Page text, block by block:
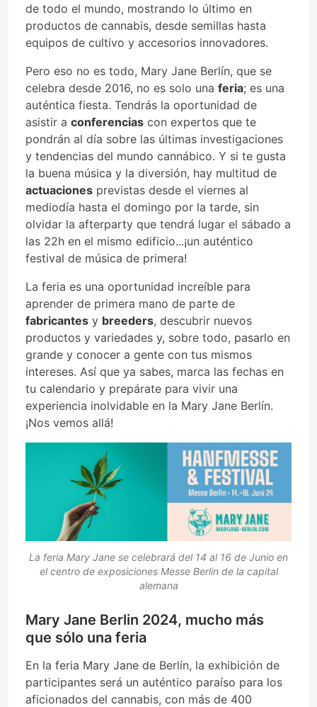
de todo el mundo, mostrando lo último en
productos de cannabis, desde semillas hasta
equipos de cultivo y accesorios innovadores.
Pero eso no es todo, Mary Jane Berlín, que se
celebra desde 2016, no es solo una feria; es una
auténtica fiesta. Tendrás la oportunidad de
asistir a conferencias con expertos que te
pondrán al día sobre las últimas investigaciones
y tendencias del mundo cannábico. Y si te gusta
la buena música y la diversión, hay multitud de
actuaciones previstas desde el viernes al
mediodía hasta el domingo por la tarde, sin
olvidar la afterparty que tendrá lugar el sábado a
las 22h en el mismo edificio...¡un auténtico
festival de música de primera!
La feria es una oportunidad increíble para
aprender de primera mano de parte de
fabricantes y breeders, descubrir nuevos
productos y variedades y, sobre todo, pasarlo en
grande y conocer a gente con tus mismos
intereses. Así que ya sabes, marca las fechas en
tu calendario y prepárate para vivir una
experiencia inolvidable en la Mary Jane Berlín.
¡Nos vemos allá!
La feria Mary Jane se celebrará del 14 al 16 de Junio en
el centro de exposiciones Messe Berlin de la capital
alemana
Mary Jane Berlin 2024, mucho más
que sólo una feria
En la feria Mary Jane de Berlín, la exhibición de
participantes será un auténtico paraíso para los
aficionados del cannabis, con más de 400